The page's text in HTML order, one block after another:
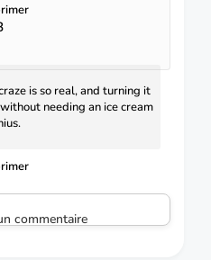
is so real, and turning it
needing an ice cream
commentaire